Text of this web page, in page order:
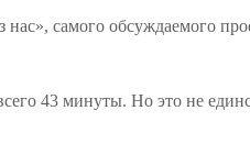
самого обсуждаемого
43 минуты. Но это не